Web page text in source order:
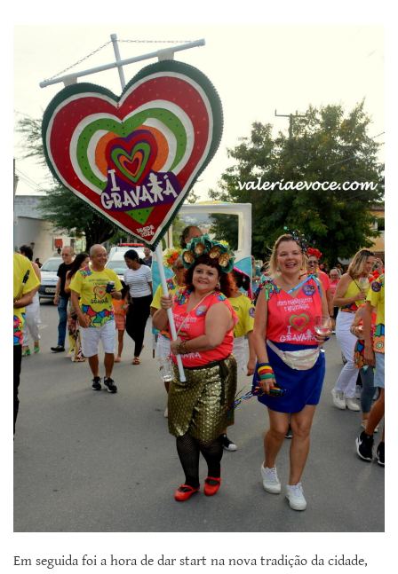
Em seguida foi a hora de dar start na nova tradição da cidade,